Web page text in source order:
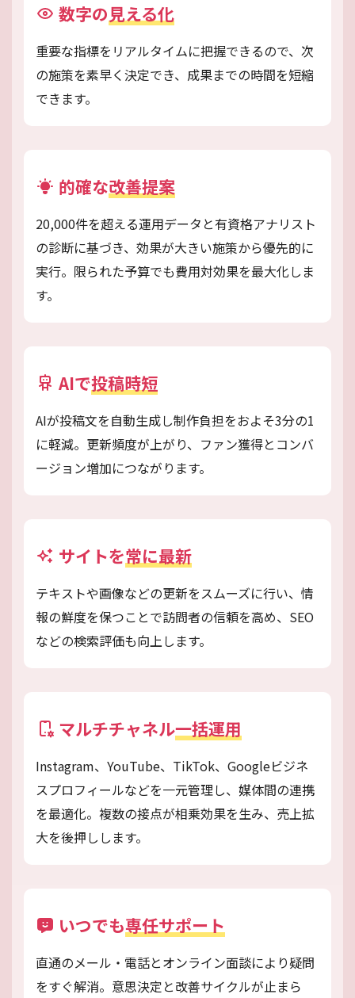
数字の見える化
重要な指標をリアルタイムに把握できるので、次
の施策を素早く決定でき、成果までの時間を短縮
できます。
的確な改善提案
20,000件を超える運用データと有資格アナリスト
の診断に基づき、効果が大きい施策から優先的に
実行。限られた予算でも費用対効果を最大化しま
す。
AIで投稿時短
AIが投稿文を自動生成し制作負担をおよそ3分の1
に軽減。更新頻度が上がり、ファン獲得とコンバ
ージョン増加につながります。
サイトを常に最新
テキストや画像などの更新をスムーズに行い、情
報の鮮度を保つことで訪問者の信頼を高め、SEO
などの検索評価も向上します。
マルチチャネル一括運用
Instagram、YouTube、TikTok、Googleビジネ
スプロフィールなどを一元管理し、媒体間の連携
を最適化。複数の接点が相乗効果を生み、売上拡
大を後押しします。
いつでも専任サポート
直通のメール・電話とオンライン面談により疑問
をすぐ解消。意思決定と改善サイクルが止まら